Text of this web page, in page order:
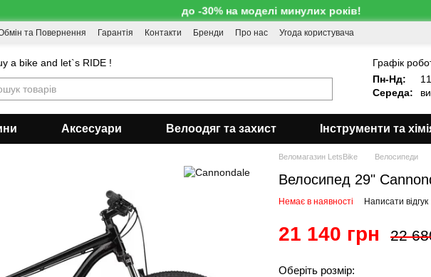
до -30% на моделі минулих років!
та Повернення Гарантія Контакти Бренди Про нас Угода користувача
a bike and let`s RIDE !
Графік
Пн-Нд:
Середа:
Аксесуари Велоодяг та захист Інструменти та
Веломагазин LetsBike Велосипеди
Велосипед 29"
Немає в наявності Написати відгук
21 140 грн 22
Оберіть розмір: